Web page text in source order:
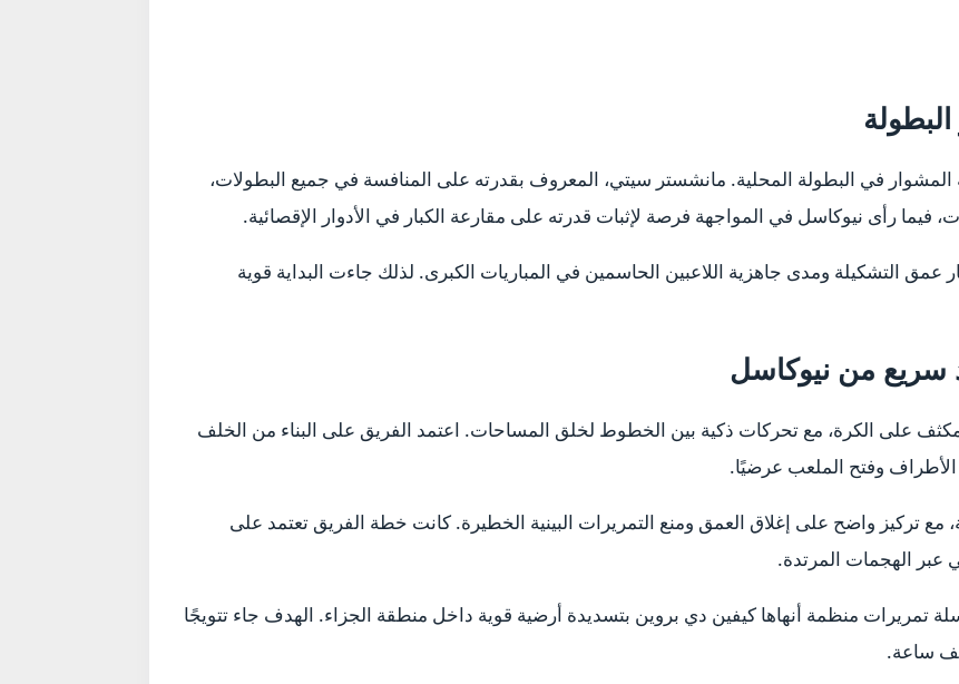
المشوار في البطولة المحلية. مانشستر سيتي، المعروف بقدرته على المنافسة في جميع البطولات،
فيما رأى نيوكاسل في المواجهة فرصة لإثبات قدرته على مقارعة الكبار في الأدوار الإقصائية.
عمق التشكيلة ومدى جاهزية اللاعبين الحاسمين في المباريات الكبرى. لذلك جاءت البداية قوية
سريع من نيوكاسل
على الكرة، مع تحركات ذكية بين الخطوط لخلق المساحات. اعتمد الفريق على البناء من الخلف
الأطراف وفتح الملعب عرضيًا.
مع تركيز واضح على إغلاق العمق ومنع التمريرات البينية الخطيرة. كانت خطة الفريق تعتمد على
عبر الهجمات المرتدة.
تمريرات منظمة أنهاها كيفين دي بروين بتسديدة أرضية قوية داخل منطقة الجزاء. الهدف جاء تتويجًا
ساعة.